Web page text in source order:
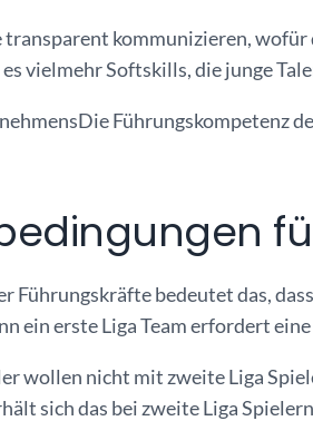
transparent kommunizieren,
vielmehr Softskills, die junge
Führungskompetenz
Führungskräfte bedeutet das,
ein erste Liga Team erfordert
wollen nicht mit zweite Liga
sich das bei zweite Liga